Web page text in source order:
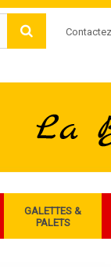
GALETTES &
PALETS